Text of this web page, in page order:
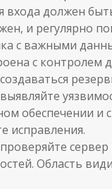
входа должен
и регулярно
с важными
с контролем
обеспечении и
исправления.
Область